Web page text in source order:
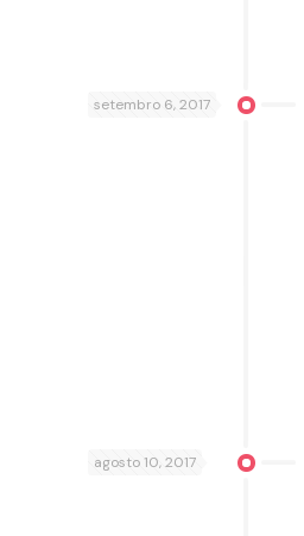
setembro 6, 2017
agosto 10, 2017